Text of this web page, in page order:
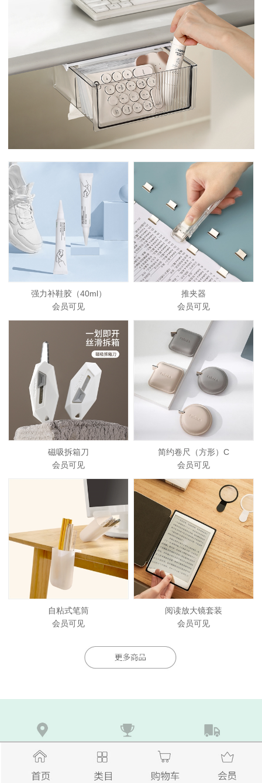
强力补鞋胶（40ml）
会员可见
推夹器
会员可见
磁吸拆箱刀
会员可见
简约卷尺（方形）C
会员可见
自粘式笔筒
会员可见
阅读放大镜套装
会员可见